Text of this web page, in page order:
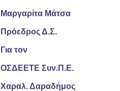
Μαργαρίτα Μάτσα
Πρόεδρος Δ.Σ.
Για τον
ΟΣΔΕΕΤΕ Συν.Π.Ε.
Χαραλ. Δαραδήμος